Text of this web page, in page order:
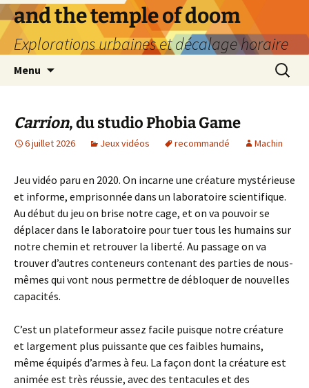
Aller
au
contenu
and the temple of doom
Explorations urbaines et décalage horaire
Menu
Carrion, du studio Phobia Game
6 juillet 2026 Jeux vidéos recommandé Machin
Jeu vidéo paru en 2020. On incarne une créature mystérieuse
et informe, emprisonnée dans un laboratoire scientifique.
Au début du jeu on brise notre cage, et on va pouvoir se
déplacer dans le laboratoire pour tuer tous les humains sur
notre chemin et retrouver la liberté. Au passage on va
trouver d’autres conteneurs contenant des parties de nous-
mêmes qui vont nous permettre de débloquer de nouvelles
capacités.
C’est un plateformeur assez facile puisque notre créature
et largement plus puissante que ces faibles humains,
même équipés d’armes à feu. La façon dont la créature est
animée est très réussie, avec des tentacules et des